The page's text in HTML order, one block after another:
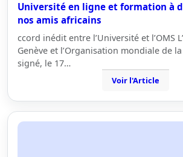
Université en ligne et formation à
nos amis africains
ccord inédit entre l’Université et l’OMS
Genève et l’Organisation mondiale de
signé, le 17…
Voir l'Article